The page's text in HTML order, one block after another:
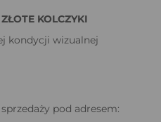
KOLCZYKI
kondycji wizualnej
pod adresem: